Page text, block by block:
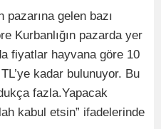
gelen bazı
Kurbanlığın pazarda yer
fiyatlar hayvana göre 10
kadar bulunuyor. Bu
fazla.Yapacak
kabul etsin” ifadelerinde